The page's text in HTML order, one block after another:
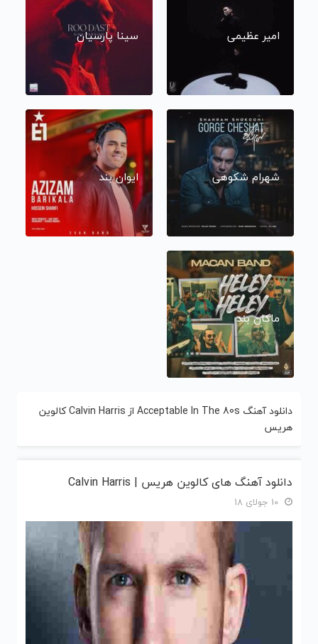
امیر عظیمی سینا پارسیان
شهرام شکوهی ایوان بند
ماکان بند
دانلود آهنگ Acceptable In The 80s از Calvin Harris کالوین
هریس
دانلود آهنگ های کالوین هریس | Calvin Harris